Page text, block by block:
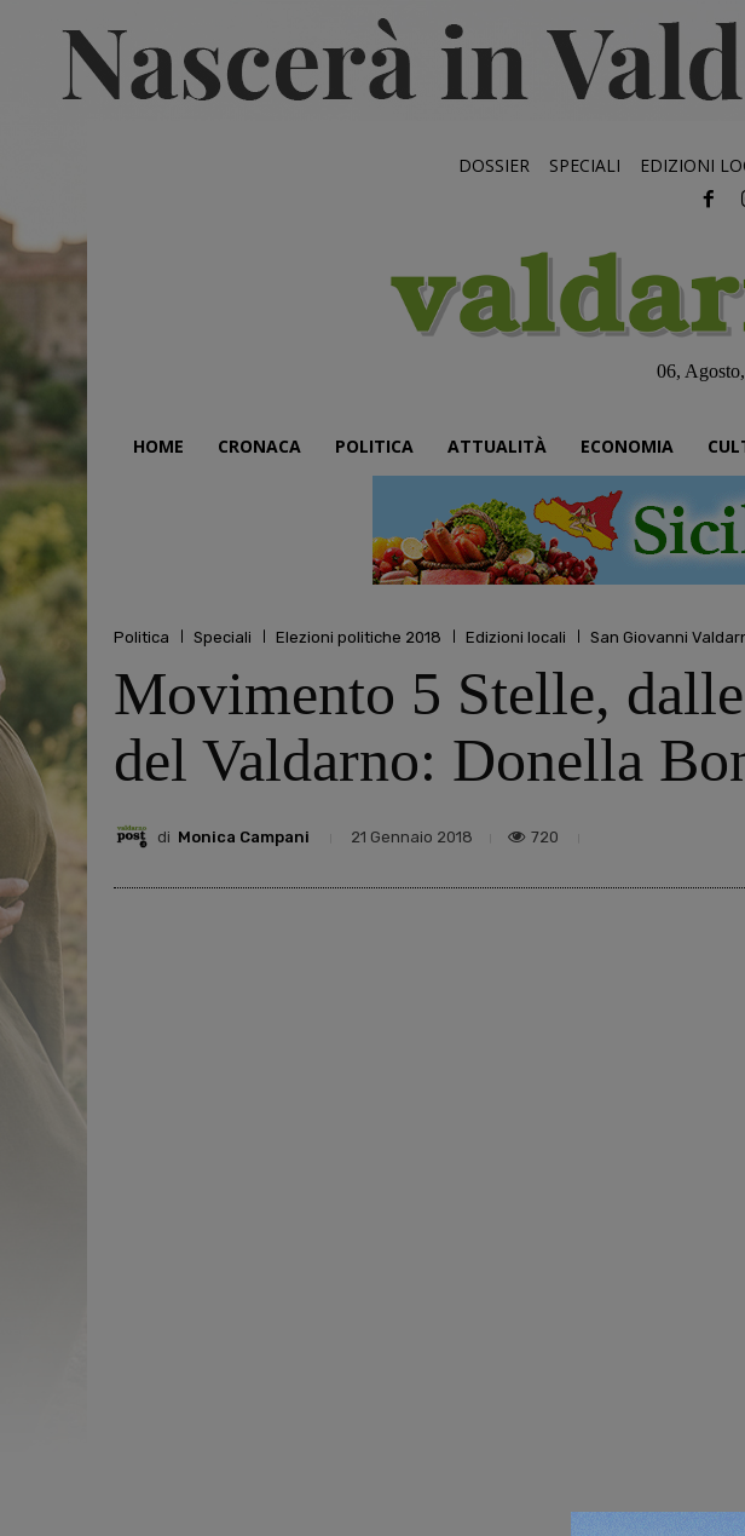
DOSSIER SPECIALI EDIZIONI
06,
HOME CRONACA POLITICA ATTUALITÀ ECONOMIA
Politica Speciali Elezioni politiche 2018 Edizioni locali San Giovanni
Movimento 5 Stelle,
del Valdarno: Donella
di Monica Campani 21 Gennaio 2018 720